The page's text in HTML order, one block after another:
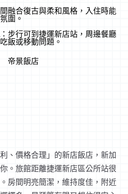
融合復古與柔和風格，入住時能
圍。
：步行可到捷運新店站，周邊餐廳
飯或移動問題。
、價格合理」的新店飯店，新加
。旅館距離捷運新店區公所站很
房間明亮簡潔，維持度佳，附近